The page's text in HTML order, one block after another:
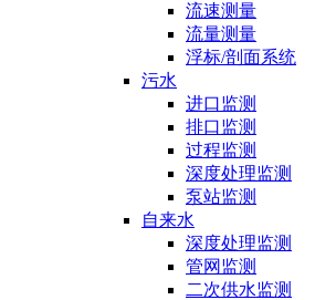
流速测量
流量测量
浮标/剖面系统
污水
进口监测
排口监测
过程监测
深度处理监测
泵站监测
自来水
深度处理监测
管网监测
二次供水监测